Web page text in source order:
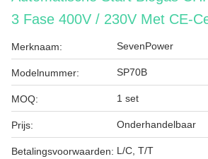
3 Fase 400V / 230V Met CE-
Merknaam: SevenPower
Modelnummer: SP70B
MOQ: 1 set
Prijs: Onderhandelbaar
Betalingsvoorwaarden: L/C, T/T